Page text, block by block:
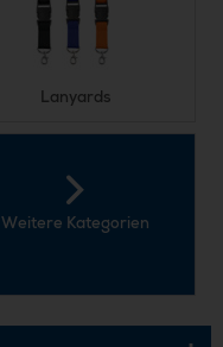
Lanyards
Weitere Kategorien